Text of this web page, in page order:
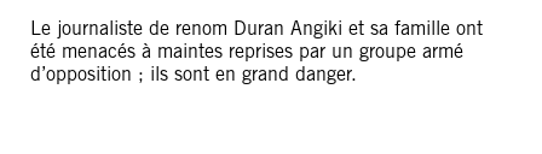
Le journaliste de renom Duran Angiki et sa famille ont
été menacés à maintes reprises par un groupe armé
d’opposition ; ils sont en grand danger.